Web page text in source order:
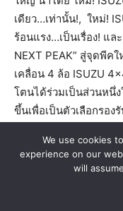
We use cookies
experience on our
will